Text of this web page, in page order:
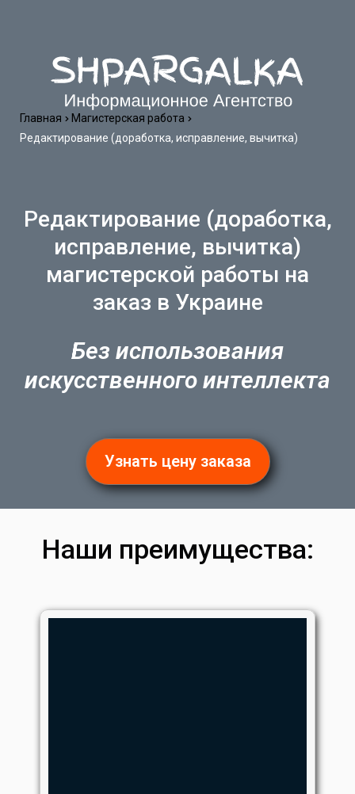
Редактирование (доработка,
исправление, вычитка)
магистерской работы на
заказ в Украине
Без использования
искусственного интеллекта
Узнать цену заказа
Главная
Магистерская работа
Редактирование (доработка, исправление, вычитка)
Наши преимущества: